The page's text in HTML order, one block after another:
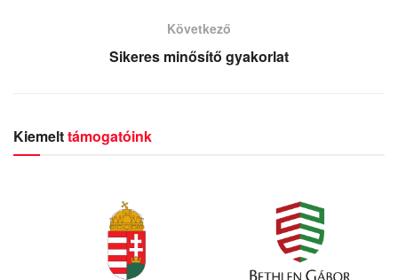
Következő
Sikeres minősítő gyakorlat
Kiemelttámogatóink